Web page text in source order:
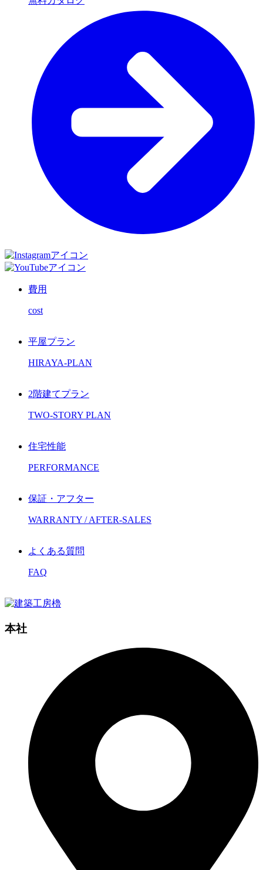
費用
cost
平屋プラン
HIRAYA-PLAN
2階建てプラン
TWO-STORY PLAN
住宅性能
PERFORMANCE
保証・アフター
WARRANTY / AFTER-SALES
よくある質問
FAQ
本社